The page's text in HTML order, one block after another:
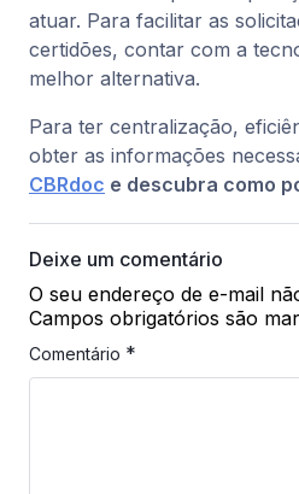
atuar. Para facilitar as
certidões, contar com a
melhor alternativa.
Para ter centralização,
obter as informações
CBRdoc e descubra como
Deixe um comentário
O seu endereço de e-mail
Campos obrigatórios são
Comentário *